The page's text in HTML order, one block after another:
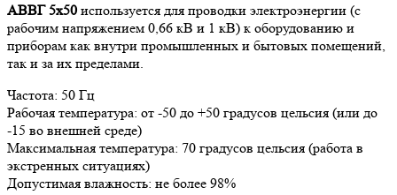
АВВГ 5х50 используется для проводки электроэнергии (с
рабочим напряжением 0,66 кВ и 1 кВ) к оборудованию и
приборам как внутри промышленных и бытовых помещений,
так и за их пределами.
Частота: 50 Гц
Рабочая температура: от -50 до +50 градусов цельсия (или до
-15 во внешней среде)
Максимальная температура: 70 градусов цельсия (работа в
экстренных ситуациях)
Допустимая влажность: не более 98%